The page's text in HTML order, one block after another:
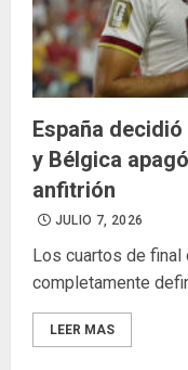
España
y Bélgica
anfitrión
JULIO 7, 2026
Los cuartos de final
completamente
LEER MAS